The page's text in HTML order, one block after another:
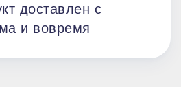
доставлен с
и вовремя